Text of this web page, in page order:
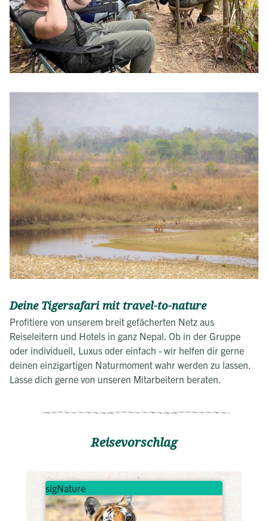
Deine Tigersafari mit travel-to-nature
Profitiere von unserem breit gefächerten Netz aus
Reiseleitern und Hotels in ganz Nepal. Ob in der Gruppe
oder individuell, Luxus oder einfach - wir helfen dir gerne
deinen einzigartigen Naturmoment wahr werden zu lassen.
Lasse dich gerne von unseren Mitarbeitern beraten.
Reisevorschlag
sigNature